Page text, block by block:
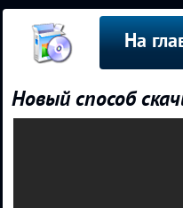
На
Новый способ